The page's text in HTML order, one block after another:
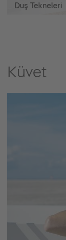
Duş Tekneleri
Küvet